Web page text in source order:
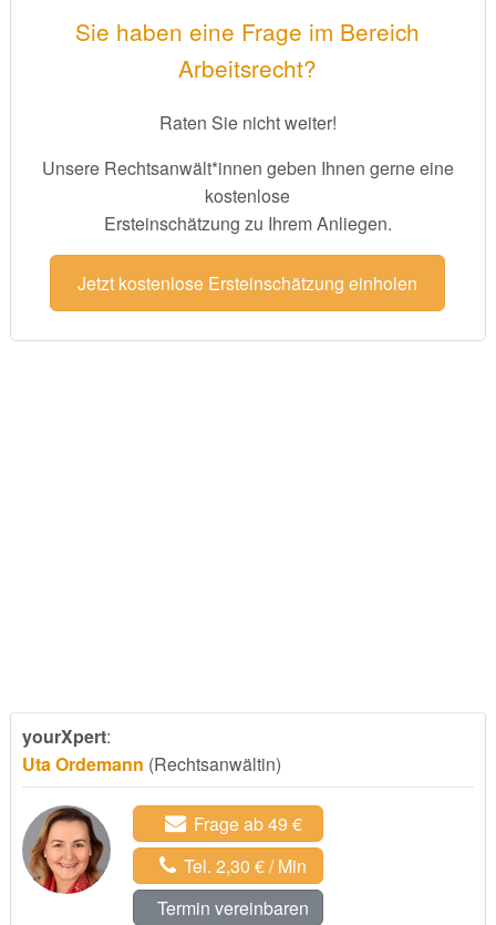
Sie haben eine Frage im Bereich
Arbeitsrecht?
Raten Sie nicht weiter!
Unsere Rechtsanwält*innen geben Ihnen gerne eine
kostenlose
Ersteinschätzung zu Ihrem Anliegen.
Jetzt kostenlose Ersteinschätzung einholen
yourXpert:
Uta Ordemann (Rechtsanwältin)
Frage ab 49 €
Tel. 2,30 € / Min
Termin vereinbaren